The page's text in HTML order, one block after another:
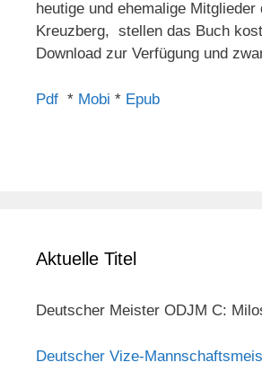
heutige und ehemalige Mitglieder
Kreuzberg, stellen das Buch
Download zur Verfügung und
Pdf * Mobi * Epub
Aktuelle Titel
Deutscher Meister ODJM C:
Deutscher Vize-